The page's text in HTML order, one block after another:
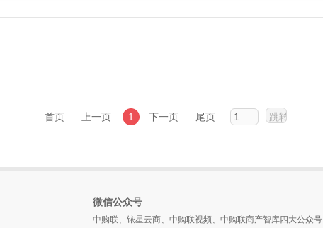
首页 上一页 1 下一页 尾页
微信公众号
中购联、铱星云商、中购联视频、中购联商产智库四大公众号